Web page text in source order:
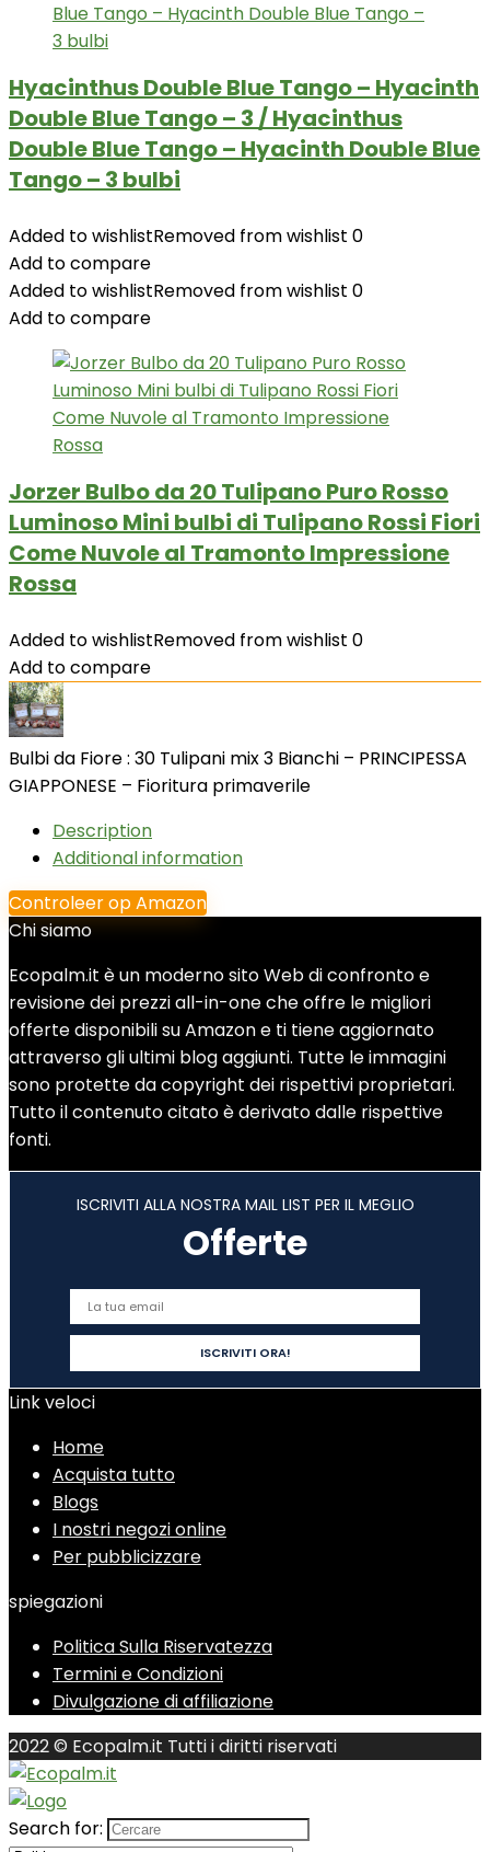
Hyacinthus Double Blue Tango – Hyacinth
Double Blue Tango – 3 / Hyacinthus
Double Blue Tango – Hyacinth Double Blue
Tango – 3 bulbi
Added to wishlistRemoved from wishlist 0
Add to compare
Added to wishlistRemoved from wishlist 0
Add to compare
Jorzer Bulbo da 20 Tulipano Puro Rosso
Luminoso Mini bulbi di Tulipano Rossi Fiori
Come Nuvole al Tramonto Impressione
Rossa
Added to wishlistRemoved from wishlist 0
Add to compare
Bulbi da Fiore : 30 Tulipani mix 3 Bianchi – PRINCIPESSA
GIAPPONESE – Fioritura primaverile
Description
Additional information
Controleer op Amazon
Chi siamo
Ecopalm.it è un moderno sito Web di confronto e
revisione dei prezzi all-in-one che offre le migliori
offerte disponibili su Amazon e ti tiene aggiornato
attraverso gli ultimi blog aggiunti. Tutte le immagini
sono protette da copyright dei rispettivi proprietari.
Tutto il contenuto citato è derivato dalle rispettive
fonti.
ISCRIVITI ALLA NOSTRA MAIL LIST PER IL MEGLIO
Offerte
Link veloci
Home
Acquista tutto
Blogs
I nostri negozi online
Per pubblicizzare
spiegazioni
Politica Sulla Riservatezza
Termini e Condizioni
Divulgazione di affiliazione
2022 © Ecopalm.it Tutti i diritti riservati
Search for: